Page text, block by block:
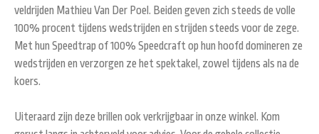
veldrijden Mathieu Van Der Poel. Beiden geven zich steeds de volle
100% procent tijdens wedstrijden en strijden steeds voor de zege.
Met hun Speedtrap of 100% Speedcraft op hun hoofd domineren ze
wedstrijden en verzorgen ze het spektakel, zowel tijdens als na de
koers.
Uiteraard zijn deze brillen ook verkrijgbaar in onze winkel. Kom